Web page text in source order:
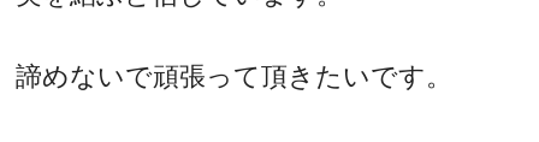
諦めないで頑張って頂きたいです。